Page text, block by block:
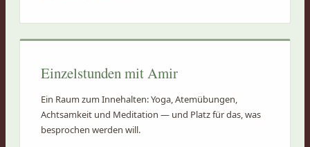
Einzelstunden mit Amir
Ein Raum zum Innehalten: Yoga, Atemübungen,
Achtsamkeit und Meditation — und Platz für das, was
besprochen werden will.